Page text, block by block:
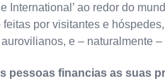
International’ ao redor do
por visitantes e
e – naturalmente
pessoas financias as suas